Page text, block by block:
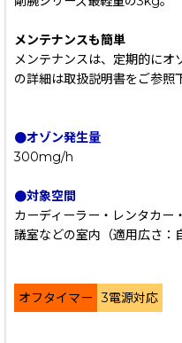
メンテナンスも簡単
メンテナンスは、定期的にオ
の詳細は取扱説明書をご参照
●オゾン発生量
300mg/h
●対象空間
カーディーラー・レンタカー
議室などの室内（適用広さ：
オフタイマー 3電源対応